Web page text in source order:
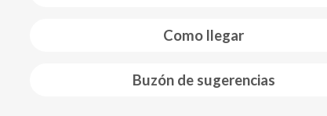
Como llegar
Buzón de sugerencias